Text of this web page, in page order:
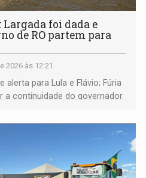
Largada foi dada e
de RO partem para
2026 às 12:21
alerta para Lula e Flávio; Fúria
a continuidade do governador
ABAV faz evento em